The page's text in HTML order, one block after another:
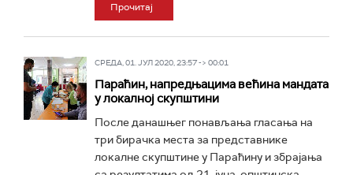
Прочитај
СРЕДА, 01. ЈУЛ 2020, 23:57 -> 00:01
Параћин, напредњацима већина мандата
у локалној скупштини
После данашњег понављања гласања на
три бирачка места за представнике
локалне скупштине у Параћину и збрајања